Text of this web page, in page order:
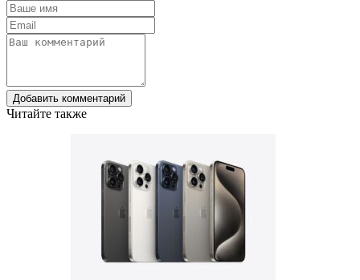
Добавить комментарий
Читайте также